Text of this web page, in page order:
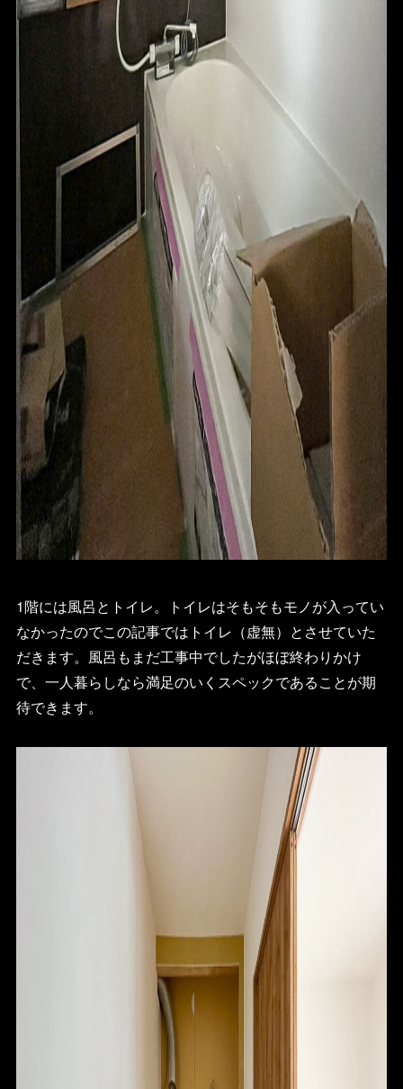
1階には風呂とトイレ。トイレはそもそもモノが入ってい
なかったのでこの記事ではトイレ（虚無）とさせていた
だきます。風呂もまだ工事中でしたがほぼ終わりかけ
で、一人暮らしなら満足のいくスペックであることが期
待できます。